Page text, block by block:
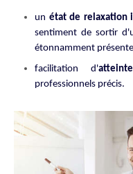
un état de relaxation
sentiment de sortir
étonnamment
facilitation d'
professionnels précis.